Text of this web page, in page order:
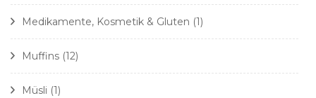
Medikamente, Kosmetik & Gluten (1)
Muffins (12)
Müsli (1)